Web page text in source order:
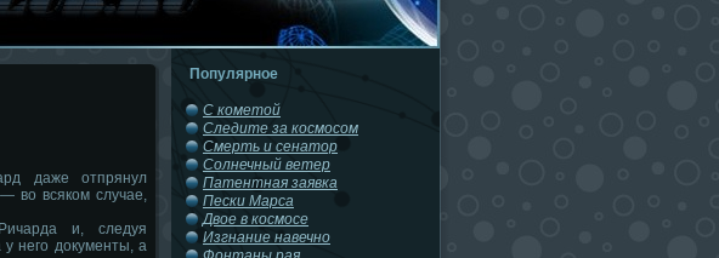
даже отпрянул
во всяком случае,
и, следуя
у него документы, а
Популярное
С кометой
Следите за космосом
Смерть и сенатор
Солнечный ветер
Патентная заявка
Пески Марса
Двое в космосе
Изгнание навечно